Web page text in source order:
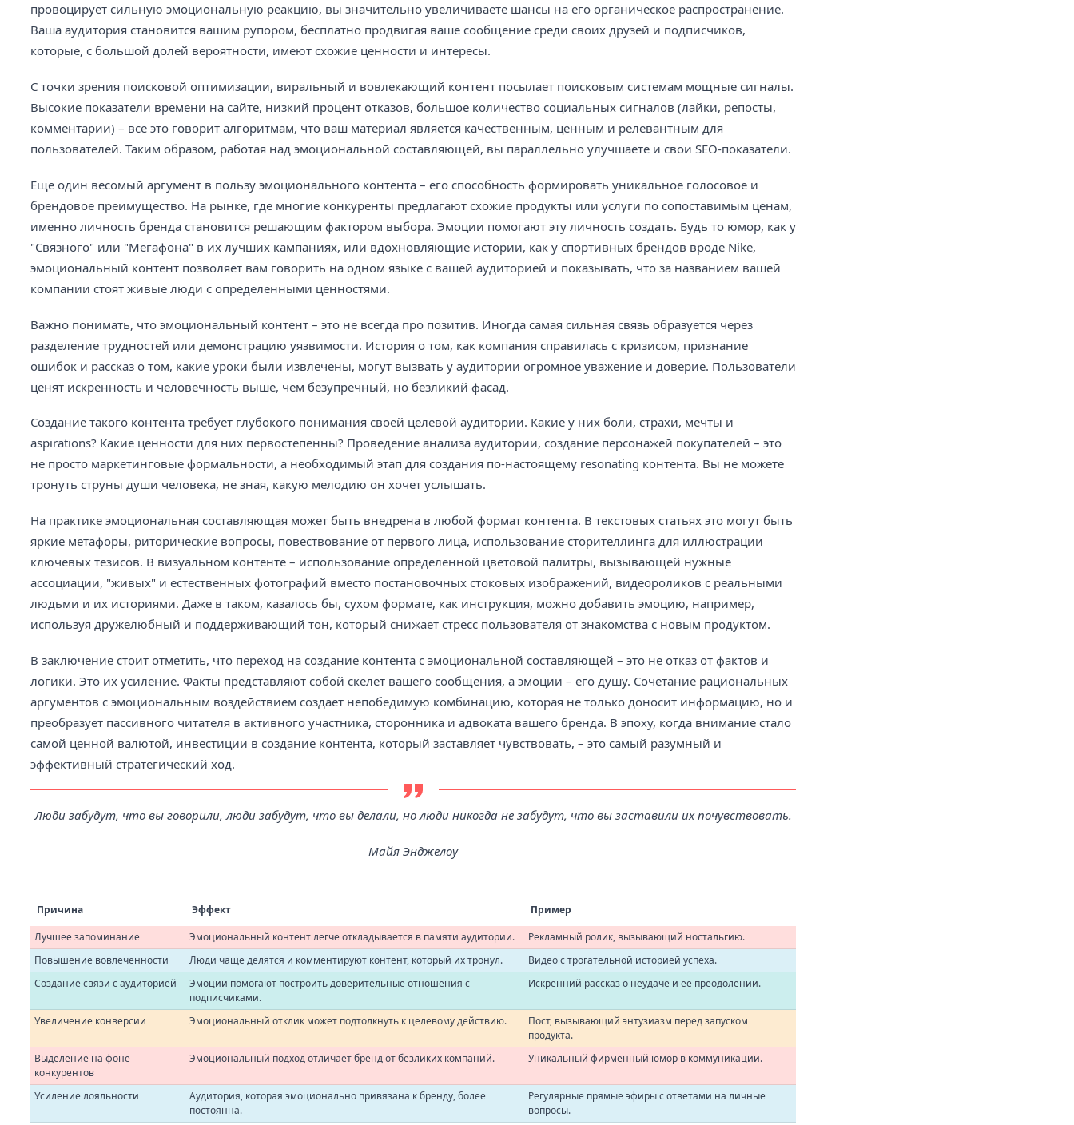
провоцирует сильную эмоциональную реакцию, вы значительно увеличиваете шансы на его органическое распространение.
Ваша аудитория становится вашим рупором, бесплатно продвигая ваше сообщение среди своих друзей и подписчиков,
которые, с большой долей вероятности, имеют схожие ценности и интересы.
С точки зрения поисковой оптимизации, виральный и вовлекающий контент посылает поисковым системам мощные сигналы.
Высокие показатели времени на сайте, низкий процент отказов, большое количество социальных сигналов (лайки, репосты,
комментарии) – все это говорит алгоритмам, что ваш материал является качественным, ценным и релевантным для
пользователей. Таким образом, работая над эмоциональной составляющей, вы параллельно улучшаете и свои SEO-показатели.
Еще один весомый аргумент в пользу эмоционального контента – его способность формировать уникальное голосовое и
брендовое преимущество. На рынке, где многие конкуренты предлагают схожие продукты или услуги по сопоставимым ценам,
именно личность бренда становится решающим фактором выбора. Эмоции помогают эту личность создать. Будь то юмор, как у
"Связного" или "Мегафона" в их лучших кампаниях, или вдохновляющие истории, как у спортивных брендов вроде Nike,
эмоциональный контент позволяет вам говорить на одном языке с вашей аудиторией и показывать, что за названием вашей
компании стоят живые люди с определенными ценностями.
Важно понимать, что эмоциональный контент – это не всегда про позитив. Иногда самая сильная связь образуется через
разделение трудностей или демонстрацию уязвимости. История о том, как компания справилась с кризисом, признание
ошибок и рассказ о том, какие уроки были извлечены, могут вызвать у аудитории огромное уважение и доверие. Пользователи
ценят искренность и человечность выше, чем безупречный, но безликий фасад.
Создание такого контента требует глубокого понимания своей целевой аудитории. Какие у них боли, страхи, мечты и
aspirations? Какие ценности для них первостепенны? Проведение анализа аудитории, создание персонажей покупателей – это
не просто маркетинговые формальности, а необходимый этап для создания по-настоящему resonating контента. Вы не можете
тронуть струны души человека, не зная, какую мелодию он хочет услышать.
На практике эмоциональная составляющая может быть внедрена в любой формат контента. В текстовых статьях это могут быть
яркие метафоры, риторические вопросы, повествование от первого лица, использование сторителлинга для иллюстрации
ключевых тезисов. В визуальном контенте – использование определенной цветовой палитры, вызывающей нужные
ассоциации, "живых" и естественных фотографий вместо постановочных стоковых изображений, видеороликов с реальными
людьми и их историями. Даже в таком, казалось бы, сухом формате, как инструкция, можно добавить эмоцию, например,
используя дружелюбный и поддерживающий тон, который снижает стресс пользователя от знакомства с новым продуктом.
В заключение стоит отметить, что переход на создание контента с эмоциональной составляющей – это не отказ от фактов и
логики. Это их усиление. Факты представляют собой скелет вашего сообщения, а эмоции – его душу. Сочетание рациональных
аргументов с эмоциональным воздействием создает непобедимую комбинацию, которая не только доносит информацию, но и
преобразует пассивного читателя в активного участника, сторонника и адвоката вашего бренда. В эпоху, когда внимание стало
самой ценной валютой, инвестиции в создание контента, который заставляет чувствовать, – это самый разумный и
эффективный стратегический ход.
Люди забудут, что вы говорили, люди забудут, что вы делали, но люди никогда не забудут, что вы заставили их почувствовать.
Майя Энджелоу
Причина Эффект
Пример
Лучшее запоминание
Эмоциональный контент легче откладывается в памяти аудитории.
Рекламный ролик, вызывающий ностальгию.
Повышение вовлеченности
Люди чаще делятся и комментируют контент, который их тронул.
Видео с трогательной историей успеха.
Создание связи с аудиторией
Эмоции помогают построить доверительные отношения с
подписчиками.
Искренний рассказ о неудаче и её преодолении.
Увеличение конверсии Эмоциональный отклик может подтолкнуть к целевому действию.
Пост, вызывающий энтузиазм перед запуском
продукта.
Выделение на фоне
конкурентов
Эмоциональный подход отличает бренд от безликих компаний. Уникальный фирменный юмор в коммуникации.
Усиление лояльности
Аудитория, которая эмоционально привязана к бренду, более
постоянна.
Регулярные прямые эфиры с ответами на личные
вопросы.